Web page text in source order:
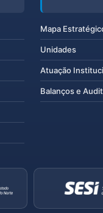
Mapa
Unidades
Atuação
Balanços e